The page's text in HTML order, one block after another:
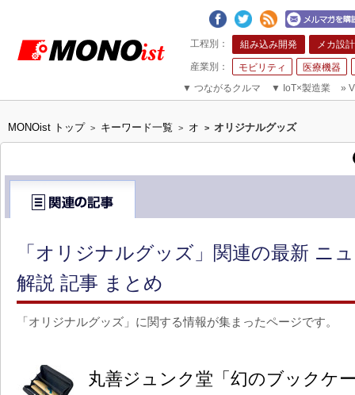
組み込み開発 メカ設計
モビリティ
医療機器
▼ つながるクルマ ▼ IoT×製造業 »
MONOist トップ > キーワード一覧 > オ > オリジナルグッズ
「オリジナルグッズ」関連の最新 ニ
解説 記事 まとめ
「オリジナルグッズ」に関する情報が集まったページです。
丸善ジュンク堂「幻のブックケ